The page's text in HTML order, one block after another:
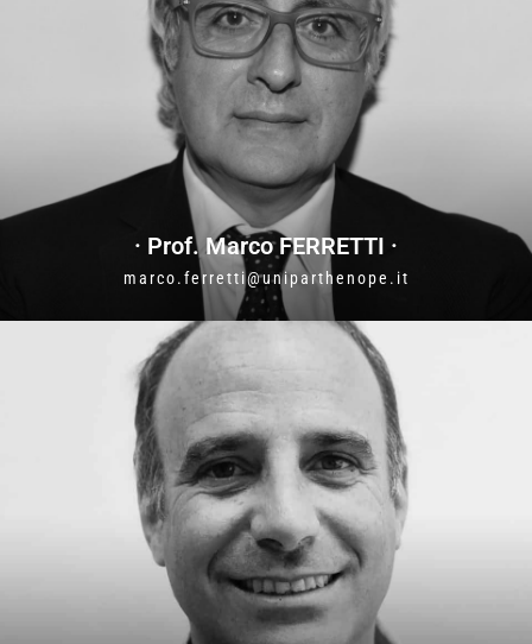
· Prof. Marco FERRETTI ·
marco.ferretti@uniparthenope.it